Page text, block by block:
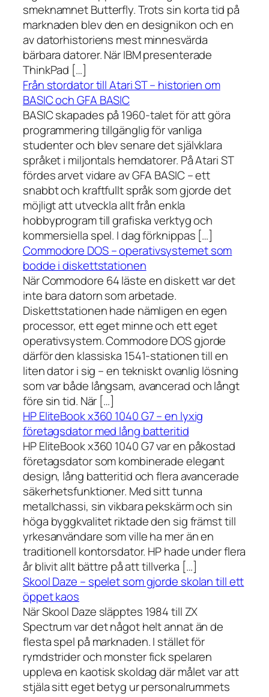
smeknamnet Butterfly. Trots sin korta tid på
marknaden blev den en designikon och en
av datorhistoriens mest minnesvärda
bärbara datorer. När IBM presenterade
ThinkPad […]
Från stordator till Atari ST – historien om
BASIC och GFA BASIC
BASIC skapades på 1960-talet för att göra
programmering tillgänglig för vanliga
studenter och blev senare det självklara
språket i miljontals hemdatorer. På Atari ST
fördes arvet vidare av GFA BASIC – ett
snabbt och kraftfullt språk som gjorde det
möjligt att utveckla allt från enkla
hobbyprogram till grafiska verktyg och
kommersiella spel. I dag förknippas […]
Commodore DOS – operativsystemet som
bodde i diskettstationen
När Commodore 64 läste en diskett var det
inte bara datorn som arbetade.
Diskettstationen hade nämligen en egen
processor, ett eget minne och ett eget
operativsystem. Commodore DOS gjorde
därför den klassiska 1541-stationen till en
liten dator i sig – en tekniskt ovanlig lösning
som var både långsam, avancerad och långt
före sin tid. När […]
HP EliteBook x360 1040 G7 – en lyxig
företagsdator med lång batteritid
HP EliteBook x360 1040 G7 var en påkostad
företagsdator som kombinerade elegant
design, lång batteritid och flera avancerade
säkerhetsfunktioner. Med sitt tunna
metallchassi, sin vikbara pekskärm och sin
höga byggkvalitet riktade den sig främst till
yrkesanvändare som ville ha mer än en
traditionell kontorsdator. HP hade under flera
år blivit allt bättre på att tillverka […]
Skool Daze – spelet som gjorde skolan till ett
öppet kaos
När Skool Daze släpptes 1984 till ZX
Spectrum var det något helt annat än de
flesta spel på marknaden. I stället för
rymdstrider och monster fick spelaren
uppleva en kaotisk skoldag där målet var att
stjäla sitt eget betyg ur personalrummets